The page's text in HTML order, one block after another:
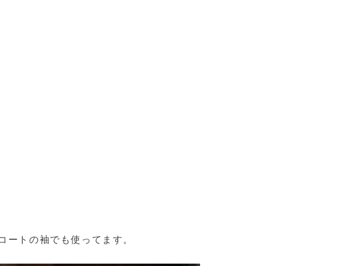
ートの袖でも使ってます。